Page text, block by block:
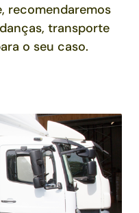
recomendaremos
transporte
o seu caso.